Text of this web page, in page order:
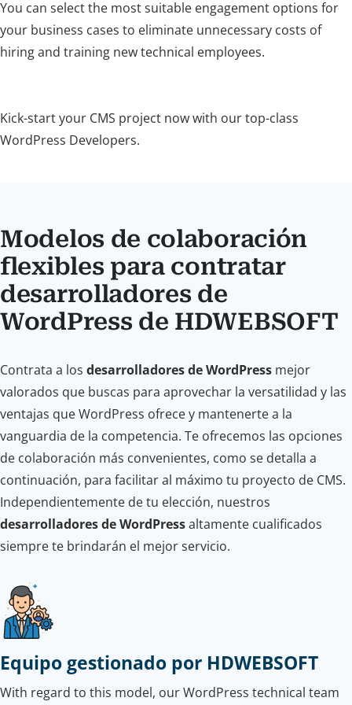
You can select the most suitable engagement options for
your business cases to eliminate unnecessary costs of
hiring and training new technical employees.
Kick-start your CMS project now with our top-class
WordPress Developers.
Modelos de colaboración
flexibles para contratar
desarrolladores de
WordPress de HDWEBSOFT
Contrata a los desarrolladores de WordPress mejor
valorados que buscas para aprovechar la versatilidad y las
ventajas que WordPress ofrece y mantenerte a la
vanguardia de la competencia. Te ofrecemos las opciones
de colaboración más convenientes, como se detalla a
continuación, para facilitar al máximo tu proyecto de CMS.
Independientemente de tu elección, nuestros
desarrolladores de WordPressaltamente cualificados
siempre te brindarán el mejor servicio.
Equipo gestionado por HDWEBSOFT
With regard to this model, our WordPress technical team